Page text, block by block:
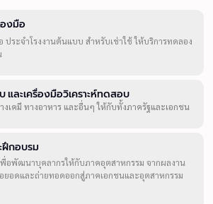
องมือ
ประจำโรงงานต้นแบบ สำหรับเช่าใช้ ให้บริการทดลอง
และเครื่องมือวิเคราะห์ทดสอบ
งเคมี ทางอาหาร และอื่นๆ ให้กับทั้งภาครัฐและเอกชน
ฝึกอบรม
อพัฒนาบุคลากรให้กับภาคอุตสาหกรรม จากผลงาน
ยอดและถ่ายทอดออกสู่ภาคเอกชนและอุตสาหกรรม